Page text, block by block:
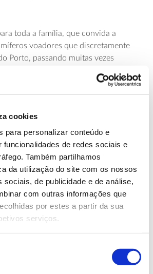
cookies
para personalizar conteúdo e
funcionalidades de redes sociais e
Também partilhamos
da utilização do site com os nossos
sociais, de publicidade e de análise,
com outras informações que
por estes a partir da sua
serviços.
toda a família, que convida a
voadores que discretamente
Porto, passando muitas vezes
tal como foram concebidos,
de tílias e plátanos, um bosque e
inscrição prévia.
esta Noite de Morcegos
e de outras espécies em risco: